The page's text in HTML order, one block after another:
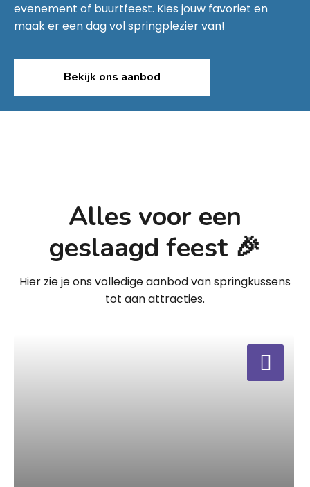
evenement of buurtfeest. Kies jouw favoriet en
maak er een dag vol springplezier van!
Bekijk ons aanbod
Alles voor een
geslaagd feest 🎉
Hier zie je ons volledige aanbod van springkussens
tot aan attracties.